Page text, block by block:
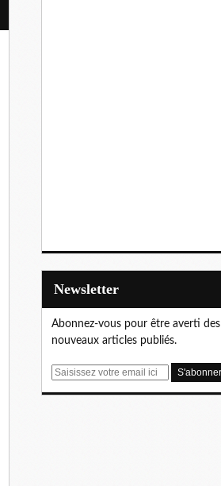
Newsletter
Abonnez-vous pour être averti des
nouveaux articles publiés.
E